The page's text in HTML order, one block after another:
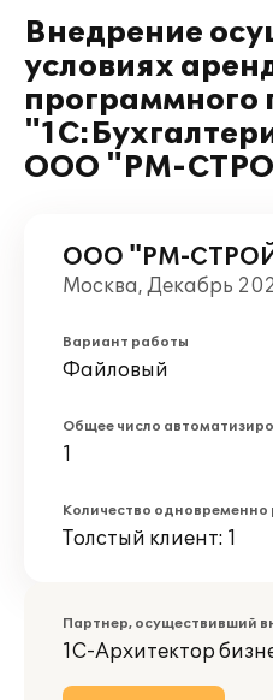
Внедрение
условиях
программного
ООО "РМ-
ООО "РМ-
Москва, Декабрь
Вариант работы
Файловый
Общее число
1
Количество
Толстый клиент: 1
Партнер, осуществивший
1С-Архитектор